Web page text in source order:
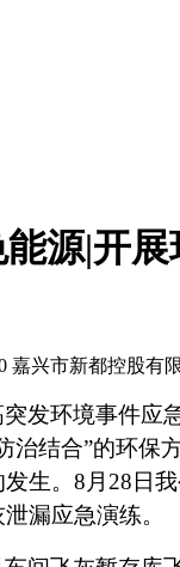
源|开
嘉兴市新都控股有
发环境事件应
治结合”的环保
生。8月28日
漏应急演练。